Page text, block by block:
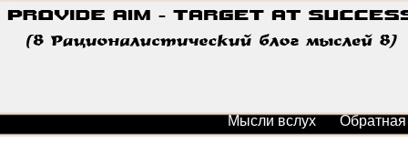
Мысли вслух Обратная